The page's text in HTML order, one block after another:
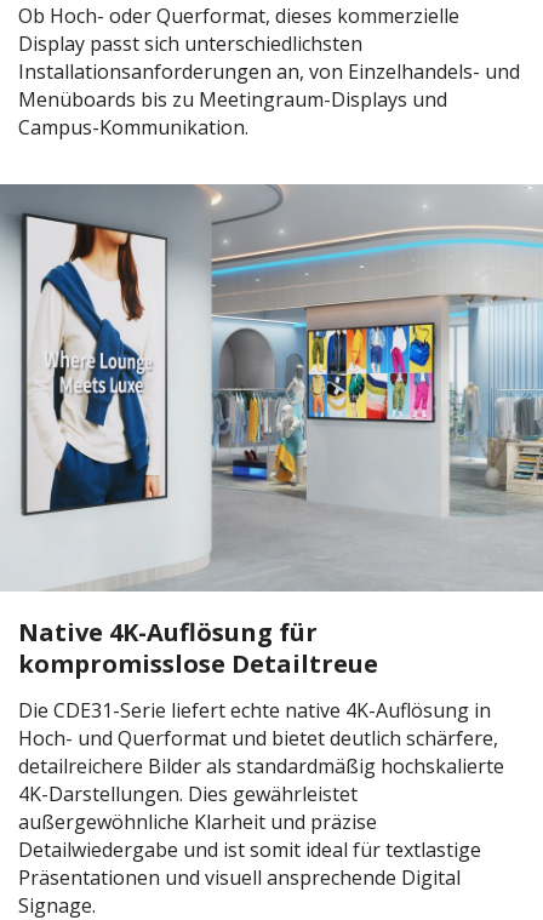
Ob Hoch- oder Querformat, dieses kommerzielle
Display passt sich unterschiedlichsten
Installationsanforderungen an, von Einzelhandels- und
Menüboards bis zu Meetingraum-Displays und
Campus-Kommunikation.
Native 4K-Auflösung für
kompromisslose Detailtreue
Die CDE31-Serie liefert echte native 4K-Auflösung in
Hoch- und Querformat und bietet deutlich schärfere,
detailreichere Bilder als standardmäßig hochskalierte
4K-Darstellungen. Dies gewährleistet
außergewöhnliche Klarheit und präzise
Detailwiedergabe und ist somit ideal für textlastige
Präsentationen und visuell ansprechende Digital
Signage.